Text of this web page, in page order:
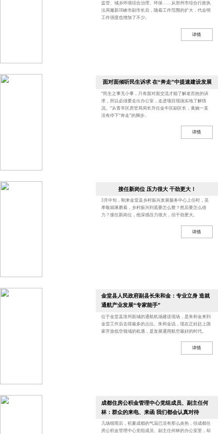
监管、城乡环境综合治理、环保……从崇州市综合行政执
法局履新邛崃市副市长后，随着工作范围的扩大，代会明
工作强度也增加了不少。
详情
面对面倾听民生诉求 在“奔走”中提速建设发展
“民生之事无小事，只有面对面交流才能了解老百姓的诉
求，所以必须要走出办公室，走进项目现场实地了解情
况。”从青羊区房管局局长升任金牛区副区长，黄婉一直
没有停下“奔走”的脚步。
详情
接任新岗位 压力很大 干劲更大！
3月中旬，刚来金堂县乡村振兴发展服务中心上任时，吴
孝敬就琢磨着，乡村振兴到底要怎么整？然后要怎么借
力？接任新岗位，他深感压力很大，但干劲更大。
详情
金堂县人民政府副县长朱和金：专业立身 造就
通航产业发展“专家能手”
位于金堂县淮州新城的通航机场建设现场，是朱和金来到
金堂工作后去得最多的点位。朱和金说，现在正好赶上国
家开放低空领域的机遇，是发展通用航空最好的时代。
详情
成都住房公积金管理中心党组成员、副主任何
林：群众的来电、来函 我们都会认真对待
几场细雨后，初夏成都的气温已没有那么炎热，但成都住
房公积金管理中心党组成员、副主任何林的办公室里，却